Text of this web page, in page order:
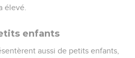
élevé.
enfants
aussi de petits enfants,